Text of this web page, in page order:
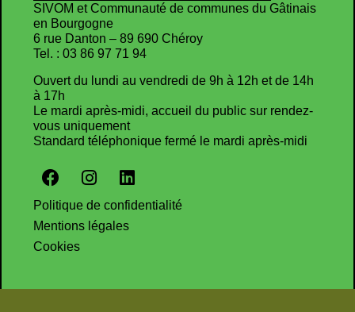
SIVOM et Communauté de communes du Gâtinais
en Bourgogne
6 rue Danton – 89 690 Chéroy
Tel. : 03 86 97 71 94
Ouvert du lundi au vendredi de 9h à 12h et de 14h
à 17h
Le mardi après-midi, accueil du public sur rendez-
vous uniquement
Standard téléphonique fermé le mardi après-midi
Politique de confidentialité
Mentions légales
Cookies